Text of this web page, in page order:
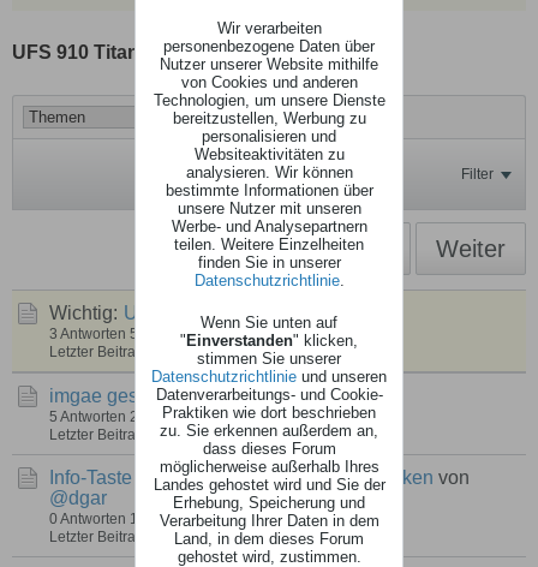
UFS 910 Titan nightly-images
Filter
1 Weiter
Wichtig: UFS 910 git 966 von andy-1
3 Antworten 5.673 Hits 0 Likes
Letzter Beitrag
23.12.2017, 09:10
imgae gesucht vonlatze
5 Antworten 2.298 Hits 0 Likes
Letzter Beitrag
09.11.2017, 21:19
Info-Taste reagiert nurnoch auf lange drücken von
@dgar
0 Antworten 1.815 Hits 0 Likes
Letzter Beitrag
04.02.2017, 07:10
Wir verarbeiten
personenbezogene Daten über
Nutzer unserer Website mithilfe
von Cookies und anderen
Technologien, um unsere Dienste
bereitzustellen, Werbung zu
personalisieren und
Websiteaktivitäten zu
analysieren. Wir können
bestimmte Informationen über
unsere Nutzer mit unseren
Werbe- und Analysepartnern
teilen. Weitere Einzelheiten
finden Sie in unserer
Datenschutzrichtlinie.
Wenn Sie unten auf
" Einverstanden" klicken,
stimmen Sie unserer
Datenschutzrichtlinie und unseren
Datenverarbeitungs- und Cookie-
Praktiken wie dort beschrieben
zu. Sie erkennen außerdem an,
dass dieses Forum
möglicherweise außerhalb Ihres
Landes gehostet wird und Sie der
Erhebung, Speicherung und
Verarbeitung Ihrer Daten in dem
Land, in dem dieses Forum
gehostet wird, zustimmen.